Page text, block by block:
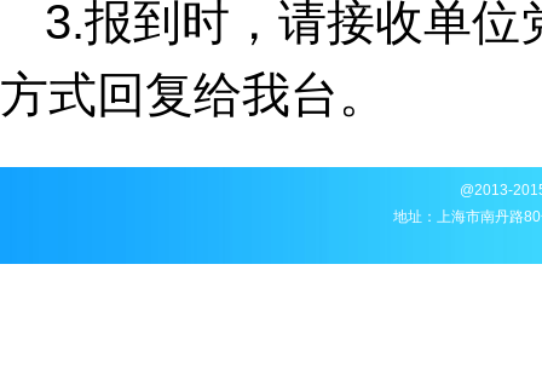
3.报到时，请接收单位
方式回复给我台。
@2013-
地址：上海市南丹路